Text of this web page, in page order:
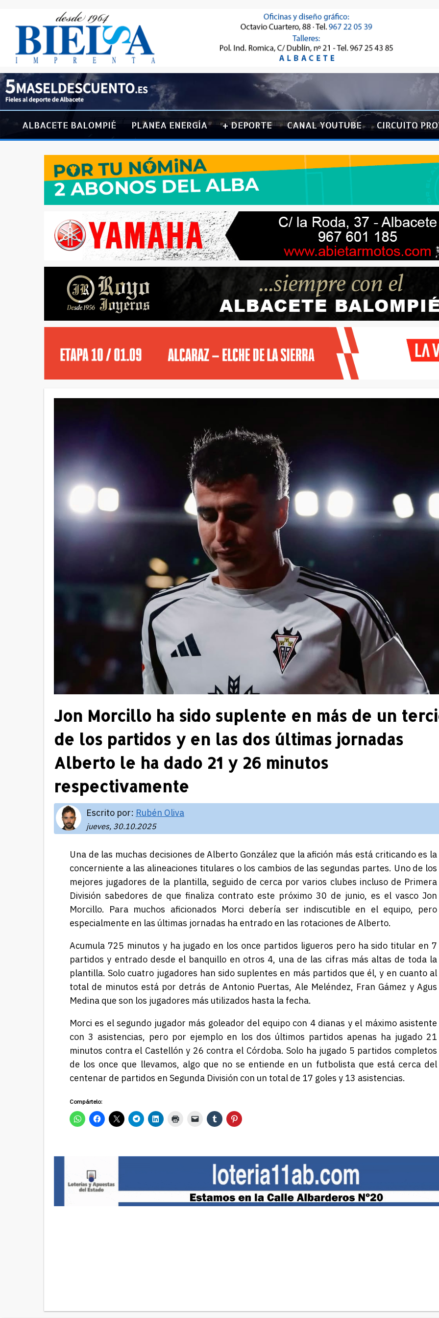
ALBACETE BALOMPIÉ PLANEA ENERGÍA + DEPORTE CANAL YOUTUBE CIRCUITO
Jon Morcillo ha sido suplente en más de un
de los partidos y en las dos últimas jornadas
Alberto le ha dado 21 y 26 minutos
respectivamente
Escrito por: Rubén Oliva
jueves, 30.10.2025
Una de las muchas decisiones de Alberto González que la afición más está criticando es la
concerniente a las alineaciones titulares o los cambios de las segundas partes. Uno de los
mejores jugadores de la plantilla, seguido de cerca por varios clubes incluso de Primera
División sabedores de que finaliza contrato este próximo 30 de junio, es el vasco Jon
Morcillo. Para muchos aficionados Morci debería ser indiscutible en el equipo, pero
especialmente en las últimas jornadas ha entrado en las rotaciones de Alberto.
Acumula 725 minutos y ha jugado en los once partidos ligueros pero ha sido titular en 7
partidos y entrado desde el banquillo en otros 4, una de las cifras más altas de toda la
plantilla. Solo cuatro jugadores han sido suplentes en más partidos que él, y en cuanto al
total de minutos está por detrás de Antonio Puertas, Ale Meléndez, Fran Gámez y Agus
Medina que son los jugadores más utilizados hasta la fecha.
Morci es el segundo jugador más goleador del equipo con 4 dianas y el máximo asistente
con 3 asistencias, pero por ejemplo en los dos últimos partidos apenas ha jugado 21
minutos contra el Castellón y 26 contra el Córdoba. Solo ha jugado 5 partidos completos
de los once que llevamos, algo que no se entiende en un futbolista que está cerca del
centenar de partidos en Segunda División con un total de 17 goles y 13 asistencias.
Compártelo: